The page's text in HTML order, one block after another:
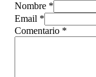
Nombre *
Email *
Comentario *